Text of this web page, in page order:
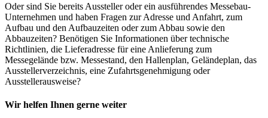
Oder sind Sie bereits Aussteller oder ein ausführendes Messebau-
Unternehmen und haben Fragen zur Adresse und Anfahrt, zum
Aufbau und den Aufbauzeiten oder zum Abbau sowie den
Abbauzeiten? Benötigen Sie Informationen über technische
Richtlinien, die Lieferadresse für eine Anlieferung zum
Messegelände bzw. Messestand, den Hallenplan, Geländeplan, das
Ausstellerverzeichnis, eine Zufahrtsgenehmigung oder
Ausstellerausweise?
Wir helfen Ihnen gerne weiter